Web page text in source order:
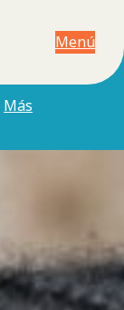
Menú
Más